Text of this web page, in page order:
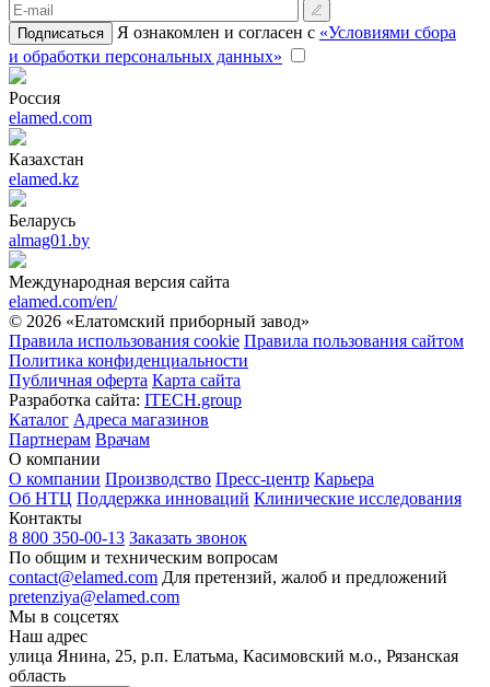
Подписаться Я ознакомлен и согласен с «Условиями сбора
и обработки персональных данных»
Россия
elamed.com
Казахстан
elamed.kz
Беларусь
almag01.by
Международная версия сайта
elamed.com/en/
© 2026 «Елатомский приборный завод»
Правила использования cookie Правила пользования сайтом
Политика конфиденциальности
Публичная оферта Карта сайта
Разработка сайта: ITECH.group
Каталог Адреса магазинов
Партнерам Врачам
О компании
О компании Производство Пресс-центр Карьера
Об НТЦ Поддержка инноваций Клинические исследования
Контакты
8 800 350-00-13 Заказать звонок
По общим и техническим вопросам
contact@elamed.com Для претензий, жалоб и предложений
pretenziya@elamed.com
Мы в соцсетях
Наш адрес
улица Янина, 25, р.п. Елатьма, Касимовский м.о., Рязанская
область